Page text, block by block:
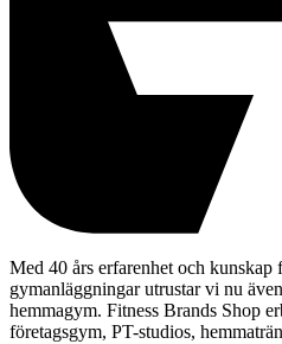
Med 40 års erfarenhet och kunskap
gymanläggningar utrustar vi nu
hemmagym. Fitness Brands Shop
företagsgym, PT-studios,